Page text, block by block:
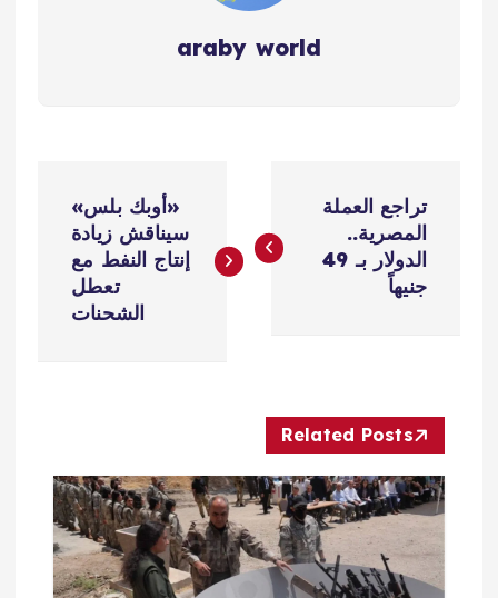
araby world
ص
م
ق
تراجع العملة
المصرية..
الدولار بـ 49
جنيهاً
«أوبك بلس»
سيناقش زيادة
إنتاج النفط مع
تعطل
الشحنات
Related Posts